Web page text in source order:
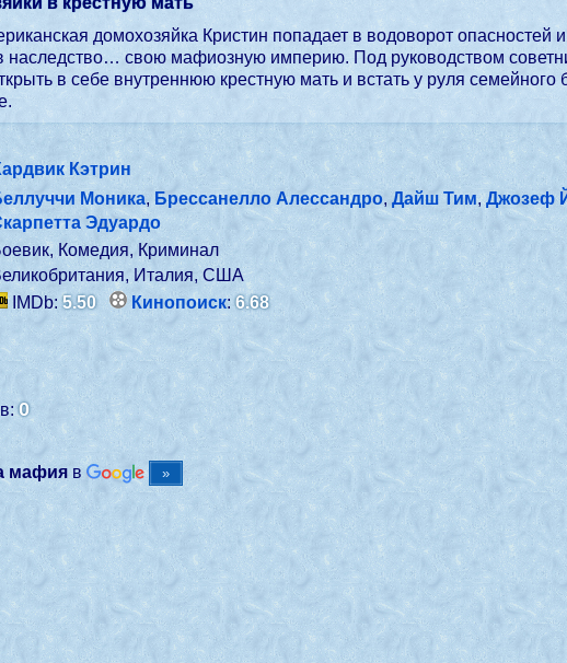
домохозяйка Кристин попадает в водоворот опасностей
наследство… свою мафиозную империю. Под руководством
в себе внутреннюю крестную мать и встать у руля
Кэтрин
Моника, Брессанелло Алессандро,Дайш Тим,Джозеф
Эдуардо
Комедия, Криминал
Италия, США
IMDb:5.50 Кинопоиск:6.68
0
мафия в